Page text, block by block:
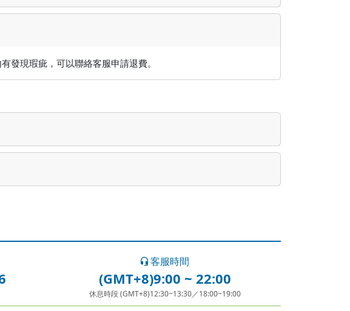
發現瑕疵，可以聯絡客服申請退費。
客服時間
(GMT+8)9:00 ~ 22:00
休息時段 (GMT+8)12:30~13:30／18:00~19:00